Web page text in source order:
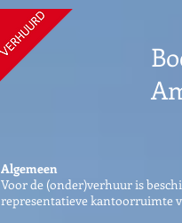
Algemeen
Voor de (onder)verhuur is
representatieve kantoorruimte